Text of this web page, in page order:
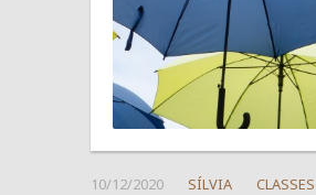
10/12/2020 SÍLVIA